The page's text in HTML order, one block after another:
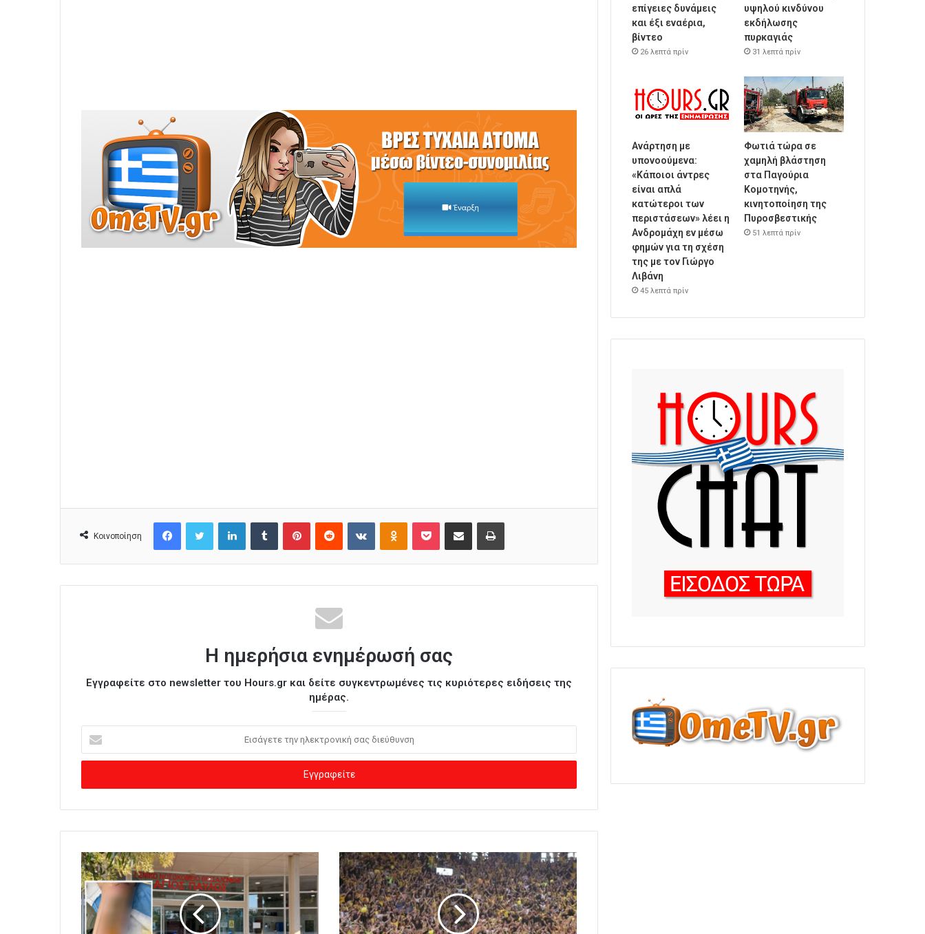
Κοινοποίηση
Η ημερήσια ενημέρωσή σας
Εγγραφείτε στο newsletter του Hours.gr και δείτε συγκεντρωμένες τις κυριότερες ειδήσεις της
ημέρας.
σ
γ
ε
η
ν
η
λ
επίγειες δυνάμεις
και έξι εναέρια,
βίντεο
26 λεπτά πρίν
υψηλού κινδύνου
εκδήλωσης
πυρκαγιάς
31 λεπτά πρίν
Ανάρτηση με
υπονοούμενα:
«Κάποιοι άντρες
είναι απλά
κατώτεροι των
περιστάσεων» λέει η
Ανδρομάχη εν μέσω
φημών για τη σχέση
της με τον Γιώργο
Λιβάνη
45 λεπτά πρίν
Φωτιά τώρα σε
χαμηλή βλάστηση
στα Παγούρια
Κομοτηνής,
κινητοποίηση της
Πυροσβεστικής
51 λεπτά πρίν